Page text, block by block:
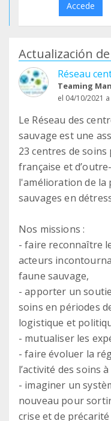
Accede
Actualización
Réseau
Teaming
el 04/10/2021
Le Réseau des
sauvage est une
23 centres de soins
française et
l'amélioration de la
sauvages en
Nos missions :
- faire reconnaître
acteurs
faune sauvage,
- apporter un
soins en périodes
logistique et
- mutualiser les
- faire évoluer la
l’activité des soins
- imaginer un
nouveau pour
crise et de